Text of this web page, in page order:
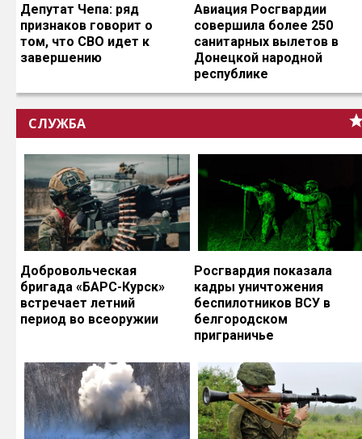
Депутат Чепа: ряд
признаков говорит о
том, что СВО идет к
завершению
Авиация Росгвардии
совершила более 250
санитарных вылетов в
Донецкой народной
республике
СЛУЖБА
Добровольческая
бригада «БАРС-Курск»
встречает летний
период во всеоружии
Росгвардия показала
кадры уничтожения
беспилотников ВСУ в
белгородском
приграничье